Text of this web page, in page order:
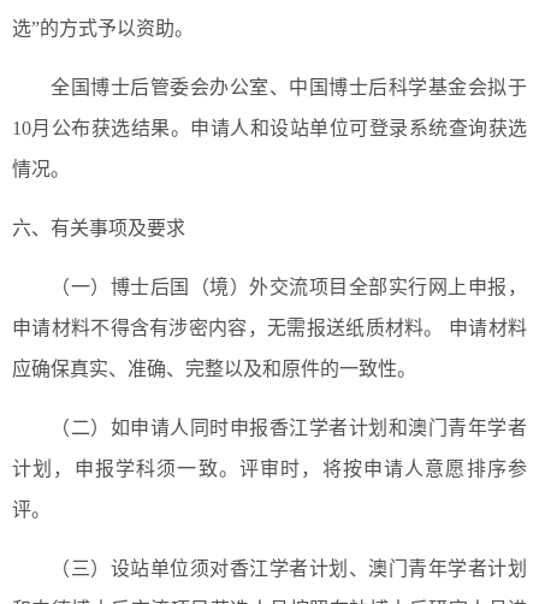
选”的方式予以资助。
全国博士后管委会办公室、中国博士后科学基金会拟于
10月公布获选结果。申请人和设站单位可登录系统查询获选
情况。
六、有关事项及要求
（一）博士后国（境）外交流项目全部实行网上申报，
申请材料不得含有涉密内容，无需报送纸质材料。 申请材料
应确保真实、准确、完整以及和原件的一致性。
（二）如申请人同时申报香江学者计划和澳门青年学者
计划，申报学科须一致。评审时，将按申请人意愿排序参
评。
（三）设站单位须对香江学者计划、澳门青年学者计划